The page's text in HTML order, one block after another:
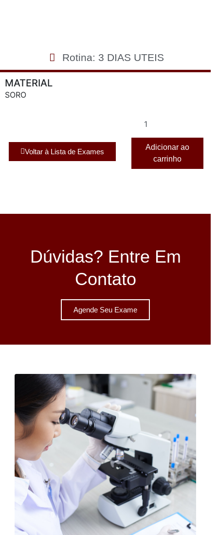
Rotina: 3 DIAS UTEIS
MATERIAL
SORO
Voltar à Lista de Exames
Adicionar ao
carrinho
Dúvidas? Entre Em
Contato
Agende Seu Exame